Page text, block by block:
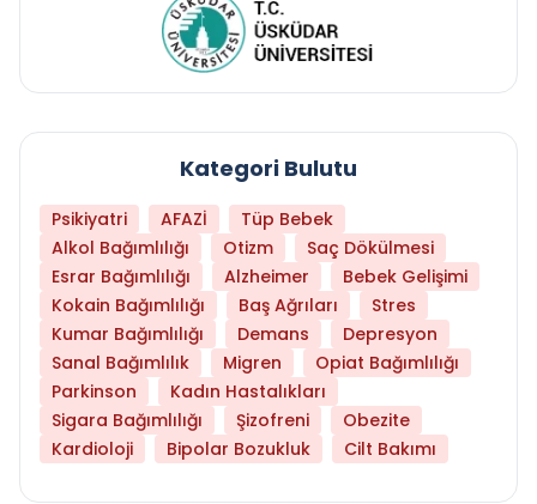
Kategori Bulutu
Psikiyatri AFAZİ
Tüp Bebek
Alkol Bağımlılığı
Otizm
Saç Dökülmesi
Esrar Bağımlılığı
Alzheimer
Bebek Gelişimi
Kokain Bağımlılığı
Baş Ağrıları
Stres
Kumar Bağımlılığı
Demans
Depresyon
Sanal Bağımlılık
Migren
Opiat Bağımlılığı
Parkinson
Kadın Hastalıkları
Sigara Bağımlılığı
Şizofreni
Obezite
Kardioloji
Bipolar Bozukluk Cilt Bakımı